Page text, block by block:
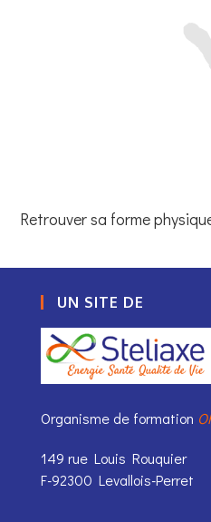
Retrouver sa forme
UN SITE DE
Organisme de formation
149 rue Louis Rouquier
F-92300 Levallois-Perret